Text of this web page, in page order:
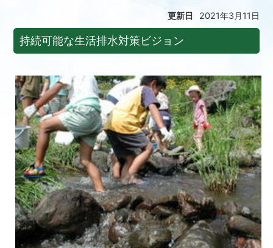
更新日 2021年3月11日
持続可能な生活排水対策ビジョン